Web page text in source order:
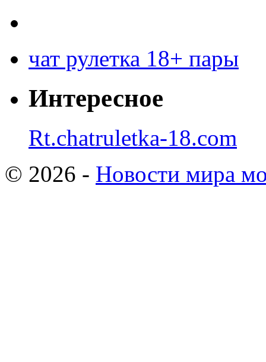
чат рулетка 18+ пары
Интересное
Rt.chatruletka-18.com
© 2026 - Новости мира